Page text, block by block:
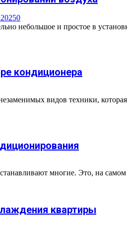
0
небольшое и простое в
кондиционера
видов техники,
многие. Это, на
квартиры